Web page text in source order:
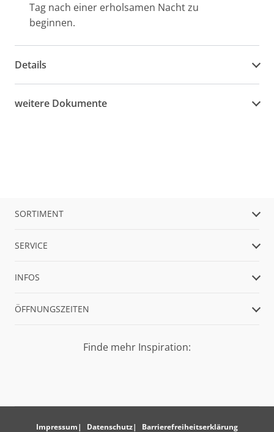
Tag nach einer erholsamen Nacht zu
beginnen.
Details
weitere Dokumente
SORTIMENT
SERVICE
INFOS
ÖFFNUNGSZEITEN
Finde mehr Inspiration:
Impressum Datenschutz Barrierefreiheitserklärung